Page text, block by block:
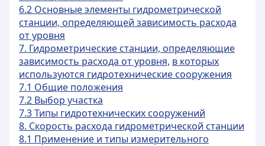
6.2 Основные элементы гидрометрической
станции, определяющей зависимость расхода
от уровня
7. Гидрометрические станции, определяющие
зависимость расхода от уровня, в которых
используются гидротехнические сооружения
7.1 Общие положения
7.2 Выбор участка
7.3 Типы гидротехнических сооружений
8. Скорость расхода гидрометрической станции
8.1 Применение и типы измерительного